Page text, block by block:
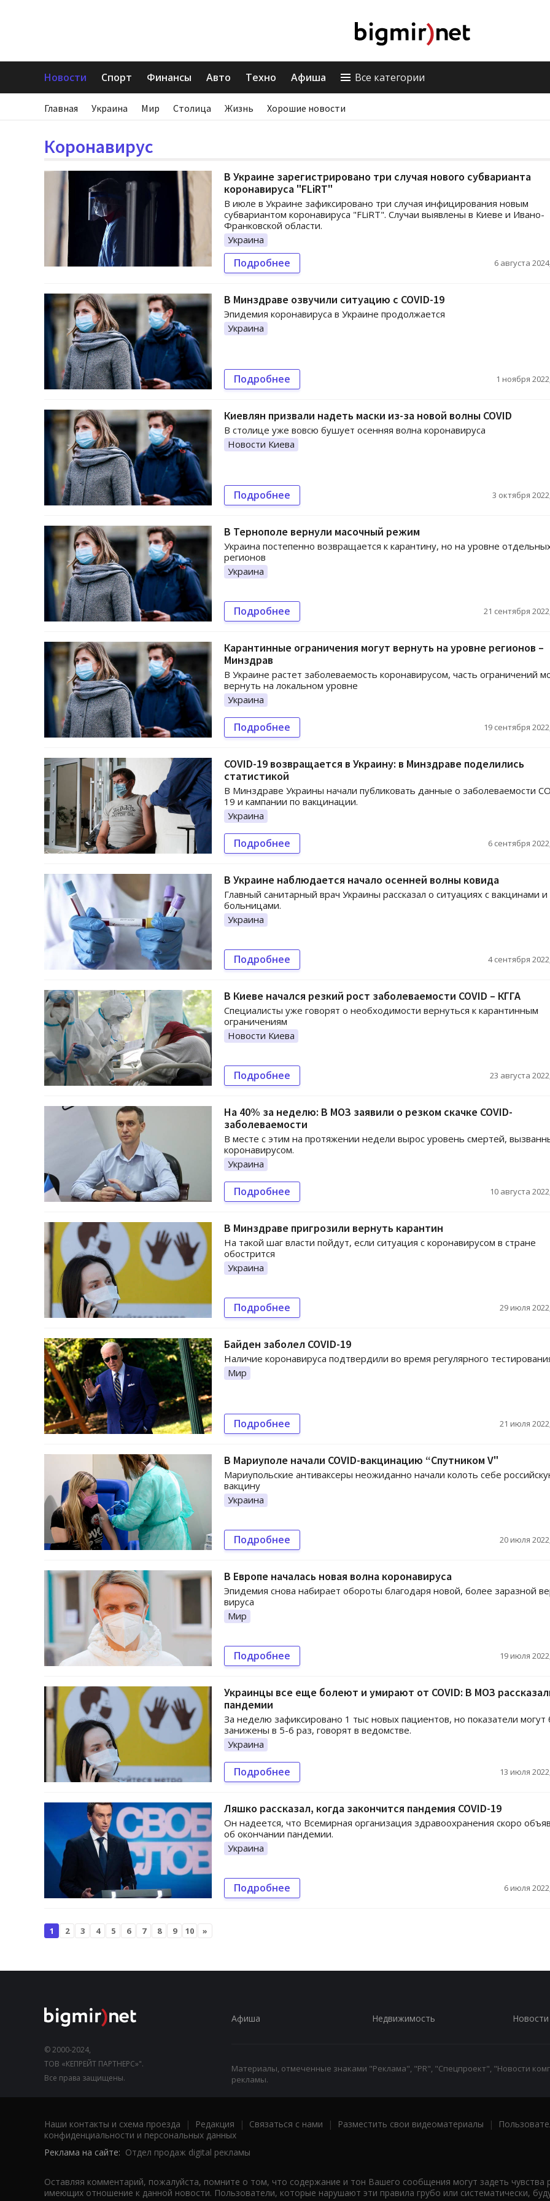
Новости Спорт Финансы Авто Техно Афиша Все категории
Главная Украина Мир Столица Жизнь Хорошие новости
Коронавирус
В Украине зарегистрировано три случая нового субварианта
коронавируса "FLiRT"
В июле в Украине зафиксировано три случая инфицирования новым
субвариантом коронавируса "FLiRT". Случаи выявлены в Киеве и Ивано-
Франковской области.
Украина
Подробнее 6 августа
В Минздраве озвучили ситуацию с COVID-19
Эпидемия коронавируса в Украине продолжается
Украина
Подробнее 1 ноября
Киевлян призвали надеть маски из-за новой волны COVID
В столице уже вовсю бушует осенняя волна коронавируса
Новости Киева
Подробнее 3 октября
В Тернополе вернули масочный режим
Украина постепенно возвращается к карантину, но на уровне
регионов
Украина
Подробнее 21 сентября
Карантинные ограничения могут вернуть на уровне регионов –
Минздрав
В Украине растет заболеваемость коронавирусом, часть ограничений
вернуть на локальном уровне
Украина
Подробнее 19 сентября
COVID-19 возвращается в Украину: в Минздраве поделились
статистикой
В Минздраве Украины начали публиковать данные о заболеваемости
19 и кампании по вакцинации.
Украина
Подробнее 6 сентября
В Украине наблюдается начало осенней волны ковида
Главный санитарный врач Украины рассказал о ситуациях с вакцинами и
больницами.
Украина
Подробнее 4 сентября
В Киеве начался резкий рост заболеваемости COVID – КГГА
Специалисты уже говорят о необходимости вернуться к карантинным
ограничениям
Новости Киева
Подробнее 23 августа
На 40% за неделю: В МОЗ заявили о резком скачке COVID-
заболеваемости
В месте с этим на протяжении недели вырос уровень смертей,
коронавирусом.
Украина
Подробнее 10 августа
В Минздраве пригрозили вернуть карантин
На такой шаг власти пойдут, если ситуация с коронавирусом в стране
обострится
Украина
Подробнее 29 июля
Байден заболел COVID-19
Наличие коронавируса подтвердили во время регулярного
Мир
Подробнее 21 июля
В Мариуполе начали COVID-вакцинацию “Спутником V"
Мариупольские антиваксеры неожиданно начали колоть себе
вакцину
Украина
Подробнее 20 июля
В Европе началась новая волна коронавируса
Эпидемия снова набирает обороты благодаря новой, более заразной
вируса
Мир
Подробнее 19 июля
Украинцы все еще болеют и умирают от COVID: В МОЗ
пандемии
За неделю зафиксировано 1 тыс новых пациентов, но показатели могут
занижены в 5-6 раз, говорят в ведомстве.
Украина
Подробнее 13 июля
Ляшко рассказал, когда закончится пандемия COVID-19
Он надеется, что Всемирная организация здравоохранения скоро
об окончании пандемии.
Украина
Подробнее 6 июля
1 2 3 4 5 6 7 8 9 10 »
© 2000-2024,
ТОВ «КЕПРЕЙТ ПАРТНЕРС»".
Все права защищены.
Афиша Недвижимость Новости
Материалы, отмеченные знаками "Реклама", "PR", "Спецпроект", "Новости
рекламы.
Наши контакты и схема проезда | Редакция | Связаться с нами | Разместить свои видеоматериалы |
конфиденциальности и персональных данных
Реклама на сайте: Отдел продаж digital рекламы
Оставляя комментарий, пожалуйста, помните о том, что содержание и тон Вашего сообщения могут задеть чувства
имеющих отношение к данной новости. Пользователи, которые нарушают эти правила грубо или систематически,